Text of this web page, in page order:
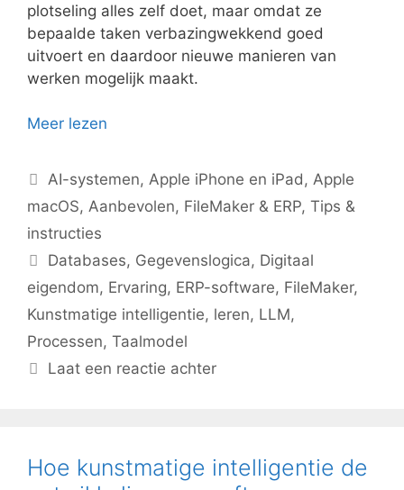
plotseling alles zelf doet, maar omdat ze
bepaalde taken verbazingwekkend goed
uitvoert en daardoor nieuwe manieren van
werken mogelijk maakt.
Meer lezen
Categorieën
AI-systemen,Apple iPhone en iPad,Apple
macOS, Aanbevolen, FileMaker & ERP, Tips &
instructies
Tags
Databases, Gegevenslogica, Digitaal
eigendom, Ervaring, ERP-software, FileMaker,
Kunstmatige intelligentie, leren, LLM,
Processen, Taalmodel
Laat een reactie achter
Hoe kunstmatige intelligentie de